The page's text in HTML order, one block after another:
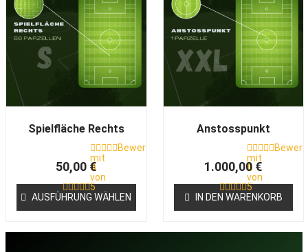
Spielfläche Rechts
Bewertet
mit
0
von
5
50,00 €
AUSFÜHRUNG WÄHLEN
weist
mehrere
Varianten
auf.
Die
Optionen
können
auf
Produktseite
gewählt
werden
Anstosspunkt
mit
0
von
5
1.000,00 €
IN DEN WARENKORB